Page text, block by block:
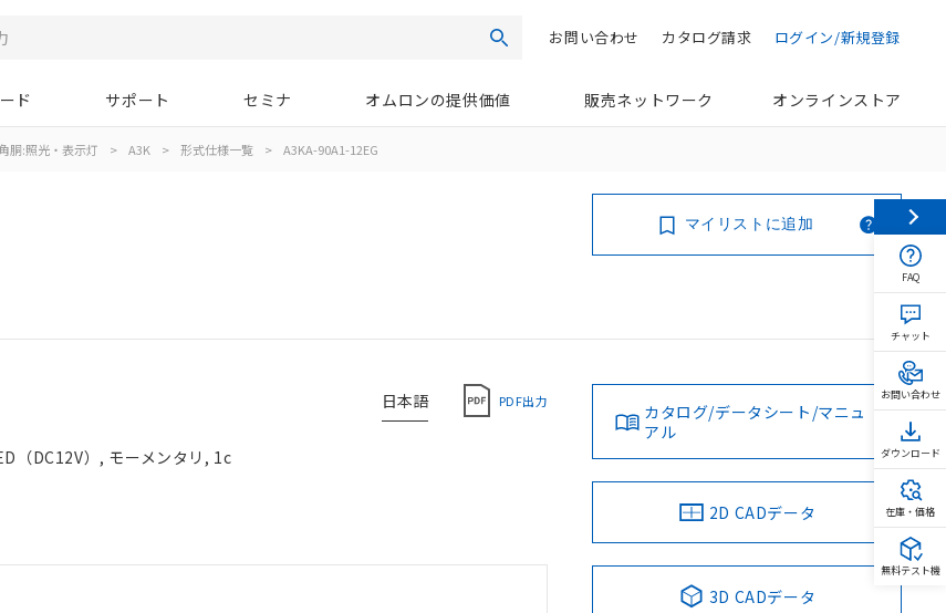
検索 ログイン/新規登録
カタログ請求
お問い合わせ
ド サポート セミナ オムロンの提供価値 販売ネットワーク オンラインストア
角胴:照光・表示灯 > A3K > 形式仕様一覧 > A3KA-90A1-12EG
マイリストに追加
日本語 PDF出力
（DC12V）, モーメンタリ, 1c
カタログ/データシート/マニュ
アル
2D CADデータ
3D CADデータ
FAQ
チャット
お問い合わせ
ダウンロード
在庫・価格
無料テスト機